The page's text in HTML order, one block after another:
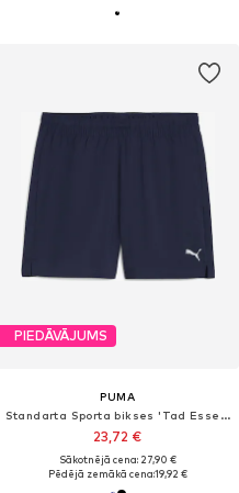
PIEDĀVĀJUMS
PUMA
Standarta Sporta bikses 'Tad Essentials'
23,72 €
Sākotnējā cena: 27,90 €
Pēdējā zemākā cena:19,92 €